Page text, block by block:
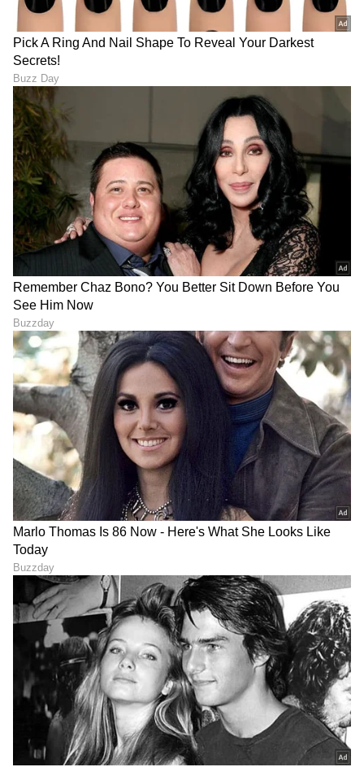
LATEST VIDEOS
ABOUT THE AUTHOR
AH Ashwini HR
ಮಲೆನಾಡಿನ ಹೆಬ್ಬಾಗಿಲು ಶಿವಮೊಗ್ಗದ ಸ್ಥಳೀಯ ದಿನಪತ್ರಿಕೆ
'ಕ್ರಾಂತಿದೀಪ'ದಲ್ಲಿ ಉಪ ಸಂಪಾದಕಿಯಾಗಿ ವೃತ್ತಿ ಜೀವನ ಪ್ರಾರಂಭ.
ಪತ್ರಿಕೋದ್ಯಮದಲ್ಲಿ 14 ವರ್ಷಗಳ ಅನುಭವ. ರಾಜ್ಯಮಟ್ಟದ
ದಿನಪತ್ರಿಕೆಗಳಲ್ಲಿ ಹಾಗೂ ವೆಬ್‌ಸೈಟ್‌ಗಳಲ್ಲಿ ರಾಜಕೀಯ, ಮನರಂಜನೆ,
ಶಿಕ್ಷಣ, ಆರೋಗ್ಯ, ಟ್ರೆಂಡಿಂಗ್‌, ಲೈಫ್‌ಸ್ಟೈಲ್‌ ಕುರಿತಾದ ವಿಷಯಗಳ
ಲೇಖನಗಳನ್ನು ಬರೆದಿದ್ದೇನೆ.ಪ್ರಸ್ತುತ ಸುವರ್ಣ ಡಿಜಿಟಲ್‌ ತಂಡದ
ಭಾಗವಾಗಿ ವೃತ್ತಿ ಜೀವನ ಮುಂದುವರಿಸುತ್ತಿದ್ದೇನೆ.
ಜೀವನಶೈಲಿ ಅಡುಗೆಮನೆ ಸಲಹೆಗಳು ಮಹಿಳೆಯರು
ಆರೋಗ್ಯ
ಸಂಬಂಧ,
ಏಷ್ಯಾನೆಟ್ ಸುವರ್ಣ ನ್ಯೂಸ್‌ ಫಾಲೋ ಮಾಡಿ.
ಸಂಪೂರ್ಣ ಮಾಹಿತಿ ಒಂದೇ ಕ್ಲಿಕ್‌ನಲ್ಲಿ ಲಭ್ಯ. ಏಷ್ಯಾನೆಟ್
ಸುವರ್ಣ ನ್ಯೂಸ್ ಅಧಿಕೃತ ಆ್ಯಪ್ ಡೌನ್‌ಲೋಡ್ ಮಾಡಿ
ಹಾಗು ಎಲ್ಲಾ ಅಪ್‌ಡೇಟ್ ಗಳನ್ನು ಪಡೆಯಿರಿ.